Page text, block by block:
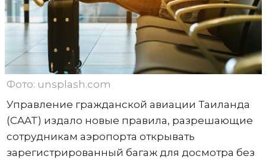
Фото: unsplash.com
Управление гражданской авиации Таиланда
(CAAT) издало новые правила, разрешающие
сотрудникам аэропорта открывать
зарегистрированный багаж для досмотра без